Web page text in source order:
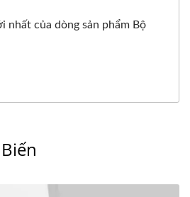
nhất của dòng sản phẩm Bộ